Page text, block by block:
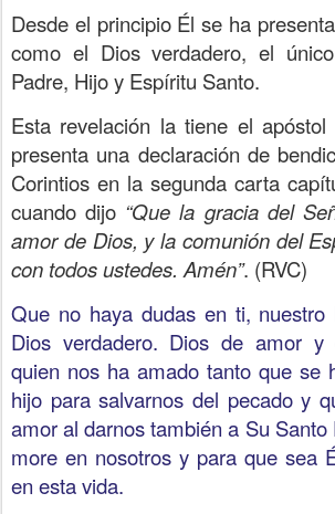
Desde el principio Él se ha
como el Dios verdadero, el
Padre, Hijo y Espíritu Santo.
Esta revelación la tiene el
presenta una declaración de
Corintios en la segunda carta
cuando dijo “Que la gracia del
amor de Dios, y la comunión del
con todos ustedes. Amén”. (RVC)
Que no haya dudas en ti,
Dios verdadero. Dios de amor y
quien nos ha amado tanto que se
hijo para salvarnos del pecado y
amor al darnos también a Su
more en nosotros y para que sea
en esta vida.